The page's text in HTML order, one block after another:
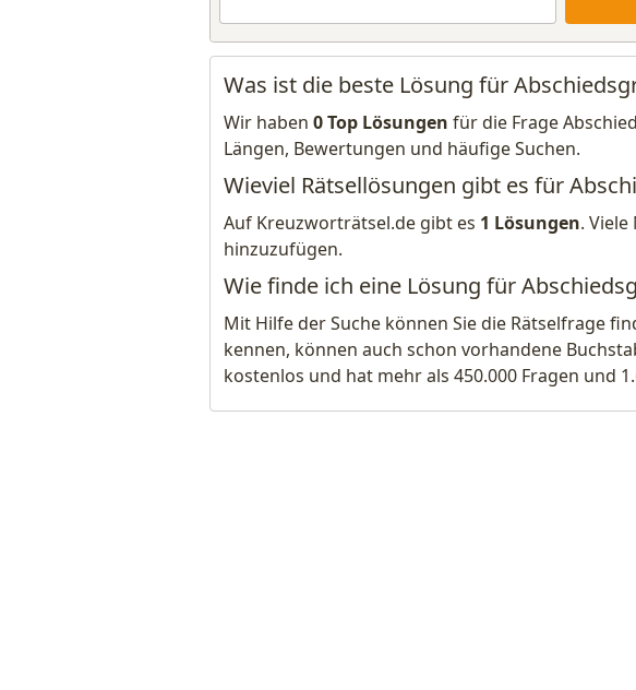
Was ist die beste Lösung für
Wir haben 0 Top Lösungen für die Frage
Längen, Bewertungen und häufige Suchen.
Wieviel Rätsellösungen gibt es für
Auf Kreuzworträtsel.de gibt es 1 Lösungen.
hinzuzufügen.
Wie finde ich eine Lösung für
Mit Hilfe der Suche können Sie die Rätselfrage
kennen, können auch schon vorhandene
kostenlos und hat mehr als 450.000 Fragen und